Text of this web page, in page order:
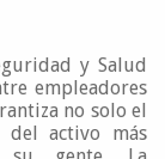
y Salud
empleadores
no solo el
del activo más